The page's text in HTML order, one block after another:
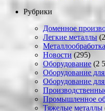
Рубрики
Доменное
Легкие металлы
Металлообработка
Новости (295)
Оборудование (2
Оборудование
Оборудование
Промышленное
Тяжелые металлы